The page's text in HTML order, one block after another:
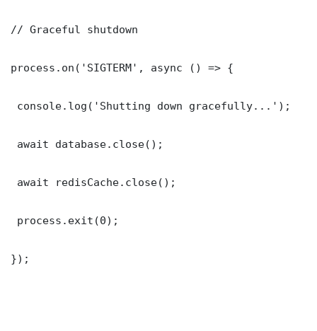
// Graceful shutdown
process.on('SIGTERM', async () => {
console.log('Shutting down gracefully...');
await database.close();
await redisCache.close();
process.exit(0);
});